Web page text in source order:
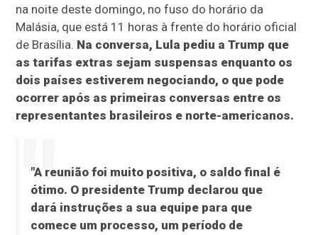
na noite deste domingo, no fuso do horário da
Malásia, que está 11 horas à frente do horário oficial
de Brasília. Na conversa, Lula pediu a Trump que
as tarifas extras sejam suspensas enquanto os
dois países estiverem negociando, o que pode
ocorrer após as primeiras conversas entre os
representantes brasileiros e norte-americanos.
"A reunião foi muito positiva, o saldo final é
ótimo. O presidente Trump declarou que
dará instruções a sua equipe para que
comece um processo, um período de